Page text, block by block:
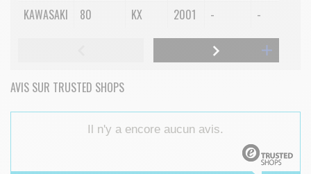
KAWASAKI
80 KX 2001 - -
AVIS SUR TRUSTED SHOPS
Il n'y a encore aucun avis.